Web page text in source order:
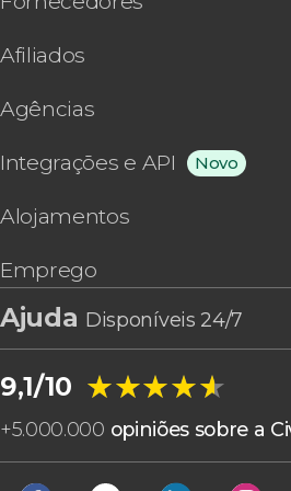
Afiliados
Agências
Integrações e API Novo
Alojamentos
Emprego
Ajuda Disponíveis 24/7
9,1/10 ★★★★★
★★★★★
+5.000.000 opiniões sobre a